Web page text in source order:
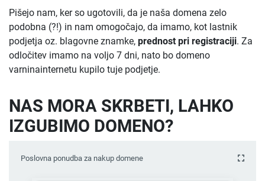
Pišejo nam, ker so ugotovili, da je naša domena zelo
podobna (?!) in nam omogočajo, da imamo, kot lastnik
podjetja oz. blagovne znamke, prednost pri registraciji. Za
odločitev imamo na voljo 7 dni, nato bo domeno
varninainternetu kupilo tuje podjetje.
NAS MORA SKRBETI, LAHKO
IZGUBIMO DOMENO?
Poslovna ponudba za nakup domene